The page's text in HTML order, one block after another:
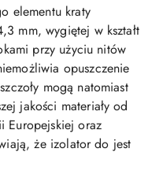
elementu kraty
mm, wygiętej w kształt
przy użyciu nitów
opuszczenie
mogą natomiast
jakości materiały od
Europejskiej oraz
że izolator do jest